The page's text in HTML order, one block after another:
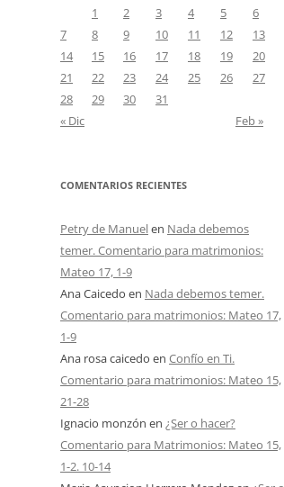
1
2 3 4 5
6
7
8 9 10 11 12
13
14
15 16 17 18 19
20
21
22 23 24 25 26
27
28
29 30
31
« Dic
Feb »
COMENTARIOS RECIENTES
Petry de Manuelen Nada debemos
temer. Comentario para matrimonios:
Mateo 17, 1-9
Ana Caicedo en Nada debemos temer.
Comentario para matrimonios: Mateo 17,
1-9
Ana rosa caicedo en Confío en Ti.
Comentario para matrimonios: Mateo 15,
21-28
Ignacio monzón en ¿Ser o hacer?
Comentario para Matrimonios: Mateo 15,
1-2. 10-14